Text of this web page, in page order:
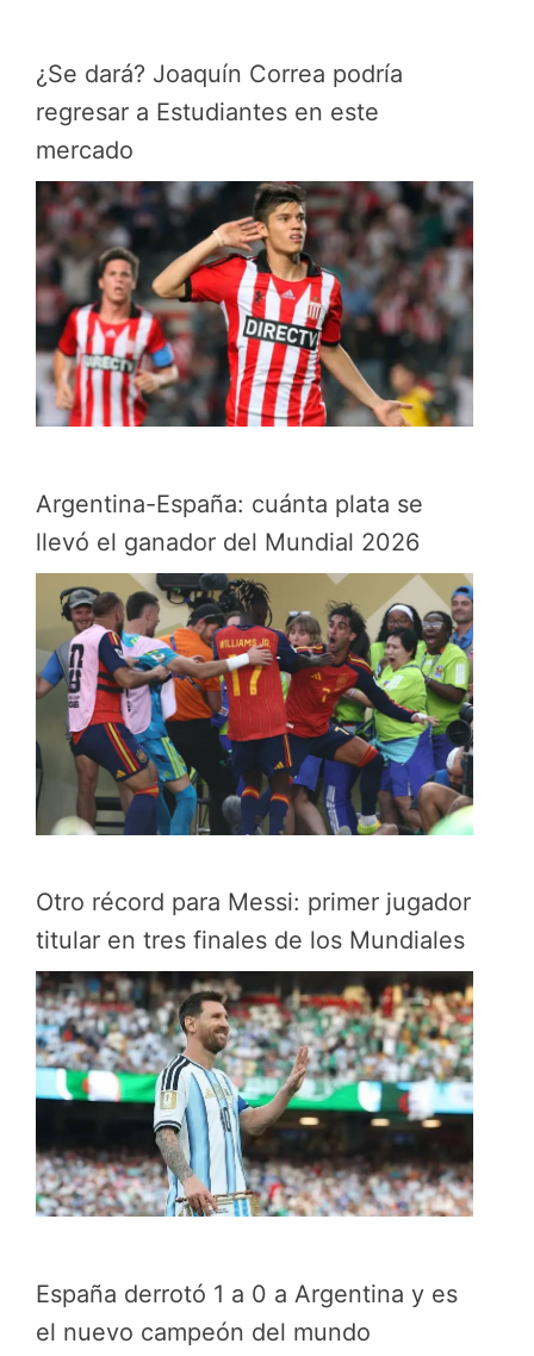
¿Se dará? Joaquín Correa podría
regresar a Estudiantes en este
mercado
Argentina-España: cuánta plata se
llevó el ganador del Mundial 2026
Otro récord para Messi: primer jugador
titular en tres finales de los Mundiales
España derrotó 1 a 0 a Argentina y es
el nuevo campeón del mundo